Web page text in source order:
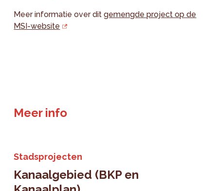
Meer informatie over ditgemengde project op de
MSI-website
Meer info
Stadsprojecten
Kanaalgebied (BKP en